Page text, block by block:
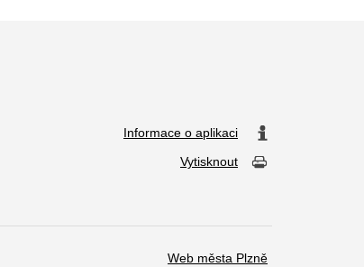
Informace o aplikaci
Vytisknout
Web města Plzně